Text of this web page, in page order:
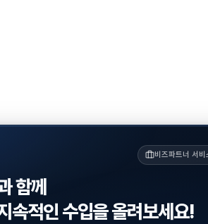
비즈파트너 서비
함께
속적인 수입을 올려보세요!